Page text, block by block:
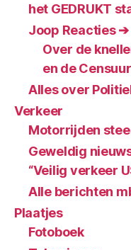
het GEDRUKT
Joop Reacties ➔
Over de
en de
Alles over
Verkeer
Motorrijden
Geweldig
“Veilig verkeer
Alle berichten
Plaatjes
Fotoboek